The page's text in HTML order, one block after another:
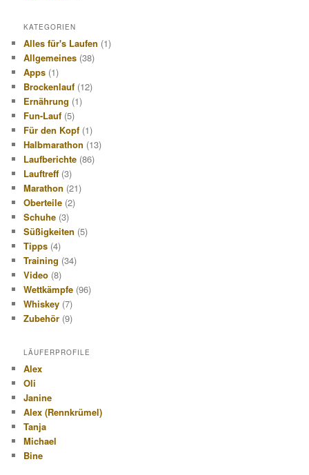
KATEGORIEN
Alles für's Laufen (1)
Allgemeines (38)
Apps (1)
Brockenlauf (12)
Ernährung (1)
Fun-Lauf (5)
Für den Kopf (1)
Halbmarathon (13)
Laufberichte (86)
Lauftreff (3)
Marathon (21)
Oberteile (2)
Schuhe (3)
Süßigkeiten (5)
Tipps (4)
Training (34)
Video (8)
Wettkämpfe (96)
Whiskey (7)
Zubehör (9)
LÄUFERPROFILE
Alex
Oli
Janine
Alex (Rennkrümel)
Tanja
Michael
Bine